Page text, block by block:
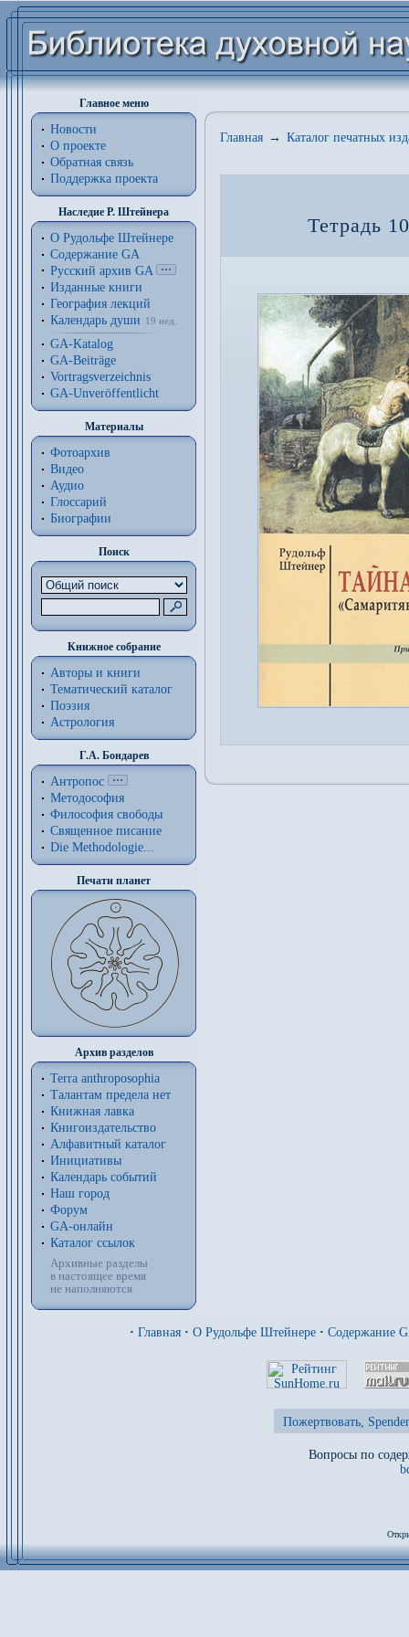
Главное меню
Новости
О проекте
Обратная связь
Поддержка проекта
Наследие Р. Штейнера
О Рудольфе Штейнере
Содержание GA
Русский архив GA
Изданные книги
География лекций
Календарь души
19 нед.
GA-Katalog
GA-Beiträge
Vortragsverzeichnis
GA-Unveröffentlicht
Материалы
Фотоархив
Видео
Аудио
Глоссарий
Биографии
Поиск
Книжное собрание
Авторы и книги
Тематический каталог
Поэзия
Астрология
Г.А. Бондарев
Антропос
Методософия
Философия cвободы
Священное писание
Die Methodologie...
Печати планет
Архив разделов
Terra anthroposophia
Талантам предела нет
Книжная лавка
Книгоиздательство
Алфавитный каталог
Инициативы
Календарь событий
Наш город
Форум
GA-онлайн
Каталог ссылок
Архивные разделы
в настоящее время
не наполняются
Главная → Каталог печатных
Тетрадь
· Главная · О Рудольфе Штейнере · Содержание
Пожертвовать,
Вопросы по